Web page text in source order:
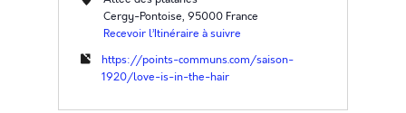
Cergy-Pontoise, 95000 France
Recevoir l’Itinéraire à suivre
https://points-communs.com/saison-
1920/love-is-in-the-hair